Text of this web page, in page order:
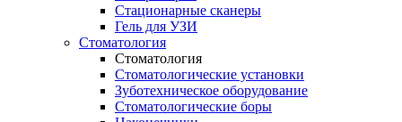
Стационарные сканеры
Гель для УЗИ
Стоматология
Стоматология
Стоматологические установки
Зуботехническое оборудование
Стоматологические боры